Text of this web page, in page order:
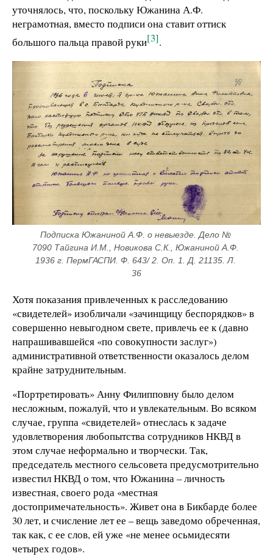
уточнялось, что, поскольку Южанина А.Ф.
неграмотная, вместо подписи она ставит оттиск
большого пальца правой руки[3].
Подписка Южаниной А.Ф. о невыезде. Дело №
7090 Тайгина И.М., Новикова С.К., Южаниной А.Ф.
1936 г. ПермГАСПИ. Ф. 643/ 2. Оп. 1. Д. 21135. Л.
36
Хотя показания привлеченных к расследованию
«свидетелей» изобличали «зачинщицу беспорядков» в
совершенно невыгодном свете, привлечь ее к (давно
напрашивавшейся «по совокупности заслуг»)
административной ответственности оказалось делом
крайне затруднительным.
«Портретировать» Анну Филипповну было делом
несложным, пожалуй, что и увлекательным. Во всяком
случае, группа «свидетелей» отнеслась к задаче
удовлетворения любопытства сотрудников НКВД в
этом случае неформально и творчески. Так,
председатель местного сельсовета предусмотрительно
известил НКВД о том, что Южанина – личность
известная, своего рода «местная
достопримечательность». Живет она в Бикбарде более
30 лет, и счисление лет ее – вещь заведомо обреченная,
так как, с ее слов, ей уже «не менее осьмидесяти
четырех годов».